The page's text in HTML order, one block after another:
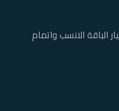
الباقة الانسب واتمام